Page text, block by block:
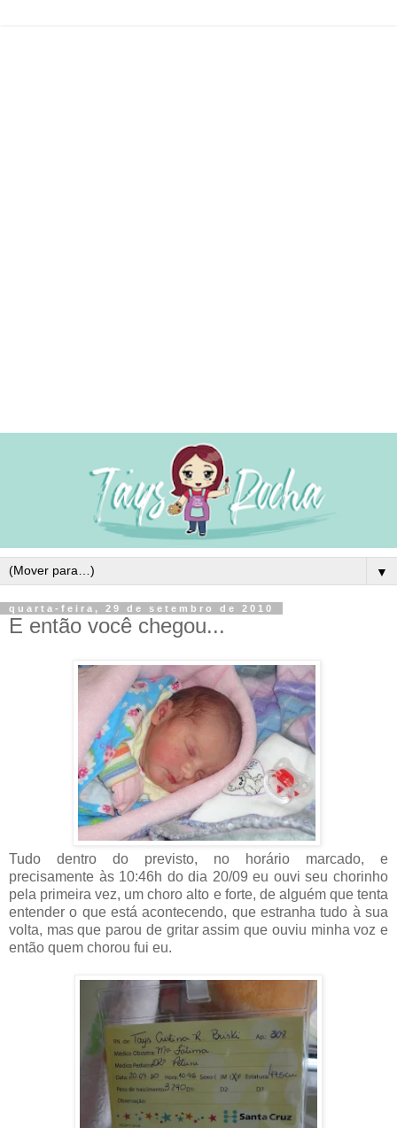
▼
quarta-feira, 29 de setembro de 2010
E então você chegou...
Tudo dentro do previsto, no horário marcado, e
precisamente às 10:46h do dia 20/09 eu ouvi seu chorinho
pela primeira vez, um choro alto e forte, de alguém que tenta
entender o que está acontecendo, que estranha tudo à sua
volta, mas que parou de gritar assim que ouviu minha voz e
então quem chorou fui eu.